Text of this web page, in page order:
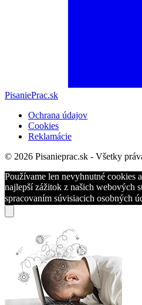
PisaniePrac.sk
Ochrana údajov
Cookies
Reklamácie
© 2026 Pisanieprac.sk - Všetky
Používame len nevyhnutné cookies
najlepší zážitok z našich webových
spracovaním súvisiacich osobných